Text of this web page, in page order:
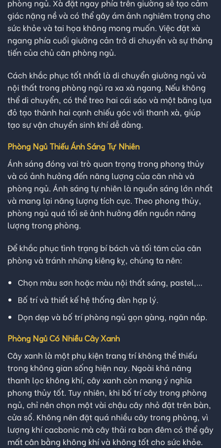
phòng ngủ. Xà đặt ngay phía trên giường sẽ tạo cảm
giác nặng nề và có thể gây ám ảnh nghiêm trọng cho
sức khỏe và tai họa không mong muốn. Việc đặt xà
ngang phía cuối giường cản trở di chuyển và sự thăng
tiến của chủ căn phòng ngủ.
Cách khắc phục tốt nhất là di chuyển giường ngủ và
nội thất trong phòng ngủ ra xa xà ngang. Nếu không
thể di chuyển, có thể treo hai cái sáo và một băng lụa
đỏ tạo thành hai cạnh chiếu góc với thanh xà, giúp
tạo sự vận chuyển sinh khí dễ dàng.
Phòng Ngủ Thiếu Ánh Sáng Tự Nhiên
Ánh sáng đóng vai trò quan trọng trong phong thủy
và có ảnh hưởng đến năng lượng của căn nhà và
phòng ngủ. Ánh sáng tự nhiên là nguồn sáng lớn nhất
và mang lại năng lượng tích cực. Theo phong thủy,
phòng ngủ quá tối sẽ ảnh hưởng đến nguồn năng
lượng trong phòng.
Để khắc phục tình trạng bí bách và tối tăm của căn
phòng và tránh những kiêng kỵ, chúng ta nên:
Chọn màu sơn hoặc màu nội thất sáng, pastel,…
Bố trí và thiết kế hệ thống đèn hợp lý.
Dọn dẹp và bố trí phòng ngủ gọn gàng, ngăn nắp.
Phòng Ngủ Có Nhiều Cây Xanh
Cây xanh là một phụ kiện trang trí không thể thiếu
trong không gian sống hiện nay. Ngoài khả năng
thanh lọc không khí, cây xanh còn mang ý nghĩa
phong thủy tốt. Tuy nhiên, khi bố trí cây trong phòng
ngủ, chỉ nên chọn một vài chậu cây nhỏ đặt trên bàn,
cửa sổ. Không nên đặt quá nhiều cây trong phòng, vì
lượng khí cacbonic mà cây thải ra ban đêm có thể gây
mất cân bằng không khí và không tốt cho sức khỏe.